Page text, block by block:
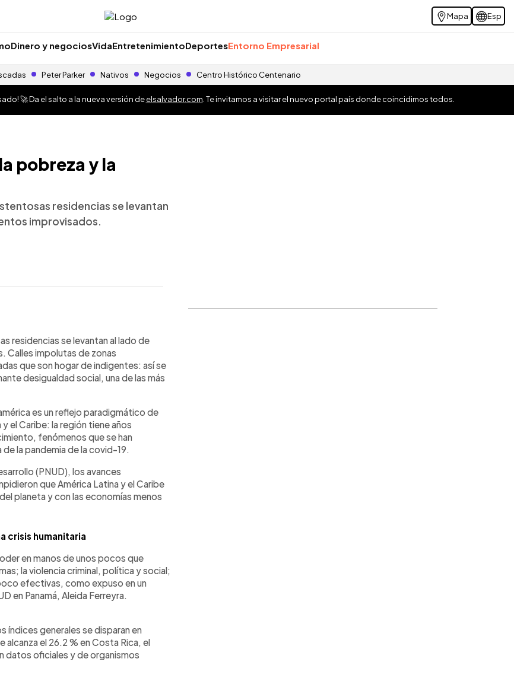
Mapa Esp
Dinero y negociosVidaEntretenimientoDeportesEntorno Empresarial
Peter Parker Nativos Negocios Centro Histórico Centenario
🚀 Da el salto a la nueva versión deelsalvador.com . Te invitamos a visitar el nuevo portal país donde coincidimos todos.
pobreza y la
residencias se levantan
improvisados.
residencias se levantan al lado de
Calles impolutas de zonas
que son hogar de indigentes: así se
desigualdad social, una de las más
es un reflejo paradigmático de
el Caribe: la región tiene años
fenómenos que se han
la pandemia de la covid-19.
(PNUD), los avances
que América Latina y el Caribe
planeta y con las economías menos
crisis humanitaria
en manos de unos pocos que
la violencia criminal, política y social;
efectivas, como expuso en un
en Panamá, Aleida Ferreyra.
índices generales se disparan en
alcanza el 26.2 % en Costa Rica, el
datos oficiales y de organismos